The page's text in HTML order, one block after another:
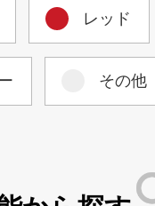
レッド
その他